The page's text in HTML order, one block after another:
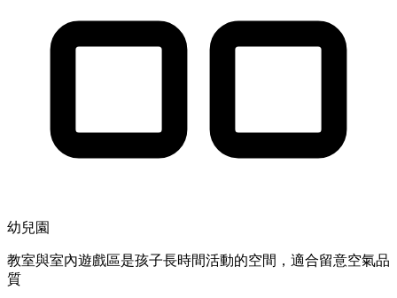
幼兒園
教室與室內遊戲區是孩子長時間活動的空間，適合留意空氣品
質